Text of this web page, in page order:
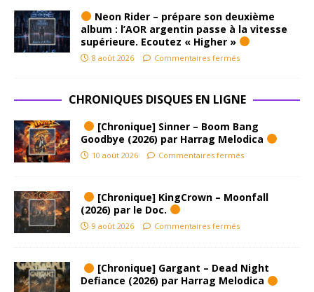
Neon Rider – prépare son deuxième
album : l’AOR argentin passe à la vitesse
supérieure. Ecoutez « Higher »
8 août 2026 Commentaires fermés
CHRONIQUES DISQUES EN LIGNE
[Chronique] Sinner – Boom Bang
Goodbye (2026) par Harrag Melodica
10 août 2026 Commentaires fermés
[Chronique] KingCrown – Moonfall
(2026) par le Doc.
9 août 2026 Commentaires fermés
[Chronique] Gargant – Dead Night
Defiance (2026) par Harrag Melodica